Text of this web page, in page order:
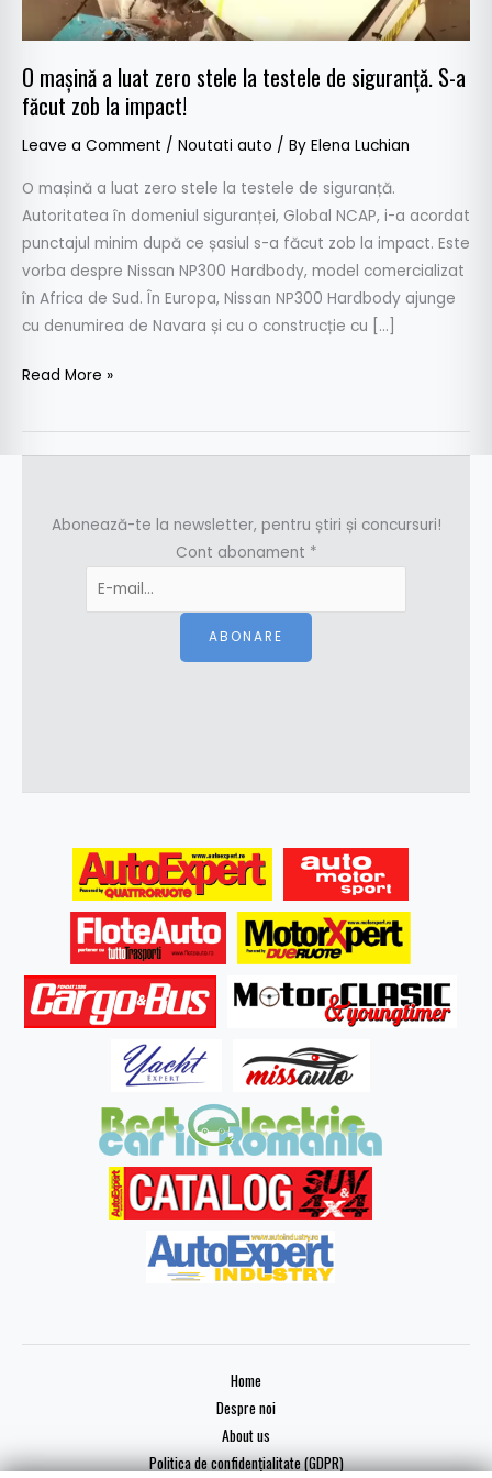
O mașină a luat zero stele la testele de siguranță. S-a
făcut zob la impact!
Leave a Comment / Noutati auto / By Elena Luchian
O mașină a luat zero stele la testele de siguranță.
Autoritatea în domeniul siguranței, Global NCAP, i-a acordat
punctajul minim după ce șasiul s-a făcut zob la impact. Este
vorba despre Nissan NP300 Hardbody, model comercializat
în Africa de Sud. În Europa, Nissan NP300 Hardbody ajunge
cu denumirea de Navara și cu o construcție cu […]
testele
de
siguranță.
S-
a
făcut
Read More »
Abonează-te la newsletter, pentru știri și concursuri!
Cont abonament *
ABONARE
Home
Despre noi
About us
Politica de confidențialitate (GDPR)